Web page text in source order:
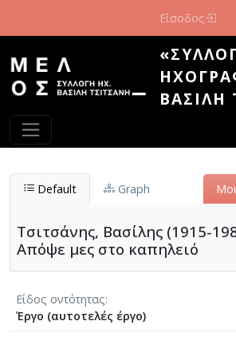
Είσοδος
ΒΑΣΊΛΗ
Default Graph
Τσιτσάνης, Βασίλης (1915-
Απόψε μες στο καπηλειό
Είδος οντότητας
Έργο (αυτοτελές έργο)